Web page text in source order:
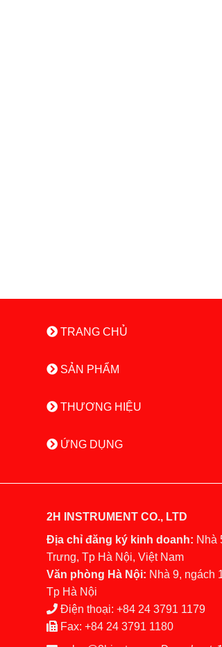
TRANG CHỦ
SẢN PHẨM
THƯƠNG HIỆU
ỨNG DỤNG
2H INSTRUMENT CO., LTD
Địa chỉ đăng ký kinh doanh: Nhà
Trưng, Tp Hà Nội, Việt Nam
Văn phòng Hà Nội: Nhà 9, ngách
Tp Hà Nội
Điện thoại: +84 24 3791 1179
Fax: +84 24 3791 1180